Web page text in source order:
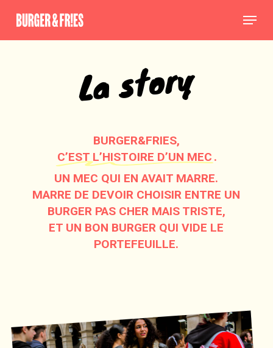
Menu
La story
BURGER&FRIES,
C’EST L’HISTOIRE D’UN MEC .
UN MEC QUI EN AVAIT MARRE.
MARRE DE DEVOIR CHOISIR ENTRE UN
BURGER PAS CHER MAIS TRISTE,
ET UN BON BURGER QUI VIDE LE
PORTEFEUILLE.
Close